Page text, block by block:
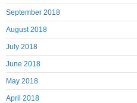
September 2018
August 2018
July 2018
June 2018
May 2018
April 2018